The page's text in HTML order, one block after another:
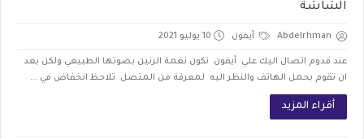
الشاشة
Abdelrhman آيفون 10 يوليو 2021
عند قدوم اتصال اليك علي آيفون تكون نغمة الرنين بصوتها الطبيعي ولكن بعد
ان تقوم بحمل الهاتف والنظر اليه لمعرفة من المتصل تلاحظ انخفاض في ...
أقراء المزيد